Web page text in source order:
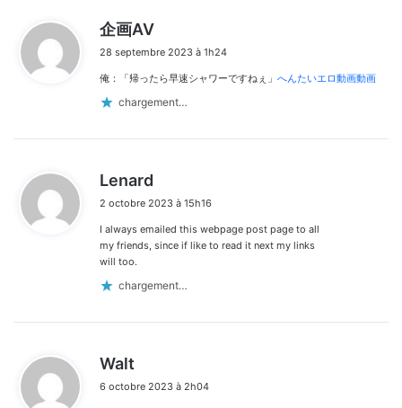
企画AV
t
28 septembre 2023 à 1h24
俺：「帰ったら早速シャワーですねぇ」 へんたいエロ動画動画
chargement…
Lenard
t
:
2 octobre 2023 à 15h16
I always emailed this webpage post page to all
my friends, since if like to read it next my links
will too.
chargement…
Walt
t
6 octobre 2023 à 2h04